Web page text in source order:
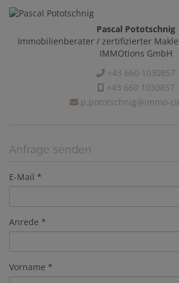
Pascal Pototschnig
Immobilienberater / zertifizierter
IMMOtions GmbH
+43 660 1030857
+43 660 1030857
p.pototschnig@immo-
Anfrage senden
E-Mail
Anrede
Vorname